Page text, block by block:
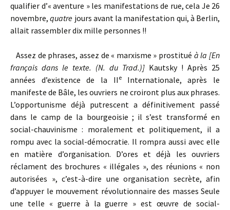
qualifier d’« aventure » les manifestations de rue, cela Je 26
novembre,quatre jours avant la manifestation qui, à Berlin,
allait rassembler dix mille personnes !!
Assez de phrases, assez de « marxisme » prostitué à la [En
français dans le texte. (N. du Trad.)] Kautsky ! Après 25
années d’existence de la II e Internationale, après le
manifeste de Bâle, les ouvriers ne croiront plus aux phrases.
L’opportunisme déjà putrescent a définitivement passé
dans le camp de la bourgeoisie ; il s’est transformé en
social-chauvinisme : moralement et politiquement, il a
rompu avec la social-démocratie. Il rompra aussi avec elle
en matière d’organisation. D’ores et déjà les ouvriers
réclament des brochures « illégales », des réunions « non
autorisées », c’est-à-dire une organisation secrète, afin
d’appuyer le mouvement révolutionnaire des masses Seule
une telle « guerre à la guerre » est œuvre de social-